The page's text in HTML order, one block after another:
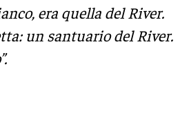
era quella del River.
un santuario del River.